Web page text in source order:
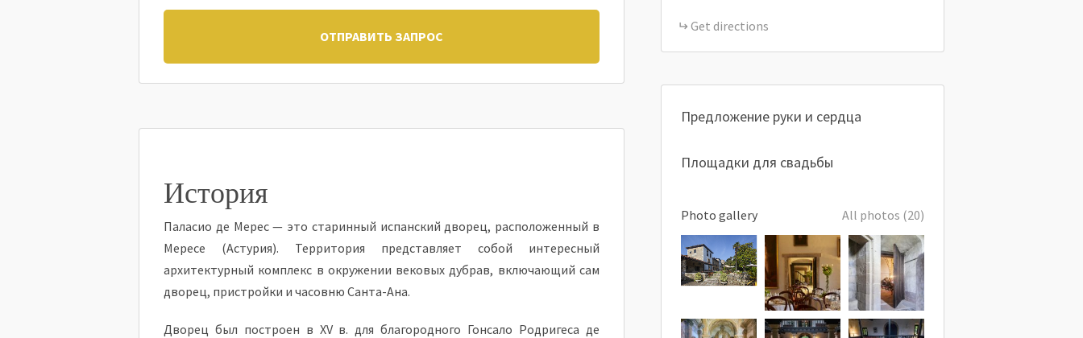
ОТПРАВИТЬ ЗАПРОС
История
Паласио де Мерес — это старинный испанский дворец, расположенный в
Мересе (Астурия). Территория представляет собой интересный
архитектурный комплекс в окружении вековых дубрав, включающий сам
дворец, пристройки и часовню Санта-Ана.
Дворец был построен в XV в. для благородного Гонсало Родригеса де
Get directions
Предложение руки и сердца
Площадки для свадьбы
Photo gallery All photos (20)